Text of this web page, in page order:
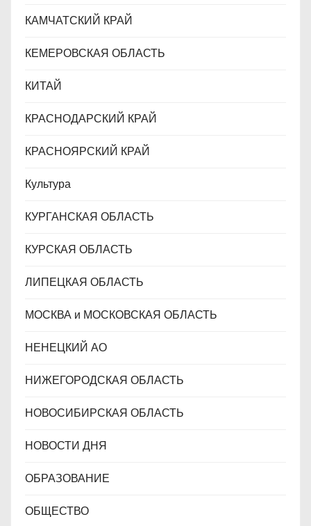
КАМЧАТСКИЙ КРАЙ
КЕМЕРОВСКАЯ ОБЛАСТЬ
КИТАЙ
КРАСНОДАРСКИЙ КРАЙ
КРАСНОЯРСКИЙ КРАЙ
Культура
КУРГАНСКАЯ ОБЛАСТЬ
КУРСКАЯ ОБЛАСТЬ
ЛИПЕЦКАЯ ОБЛАСТЬ
МОСКВА и МОСКОВСКАЯ ОБЛАСТЬ
НЕНЕЦКИЙ АО
НИЖЕГОРОДСКАЯ ОБЛАСТЬ
НОВОСИБИРСКАЯ ОБЛАСТЬ
НОВОСТИ ДНЯ
ОБРАЗОВАНИЕ
ОБЩЕСТВО